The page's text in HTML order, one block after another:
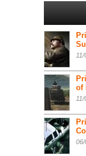
of
06/